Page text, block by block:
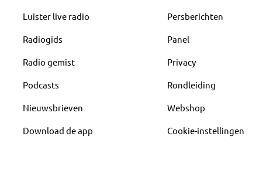
Luister live radio
Radiogids
Radio gemist
Podcasts
Nieuwsbrieven
Download de app
Persberichten
Panel
Privacy
Rondleiding
Webshop
Cookie-instellingen